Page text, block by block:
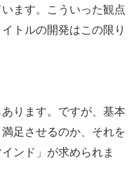
ます。こういった観点
トルの開発はこの限り
ります。ですが、基本
足させるのか、それを
ンド」が求められま